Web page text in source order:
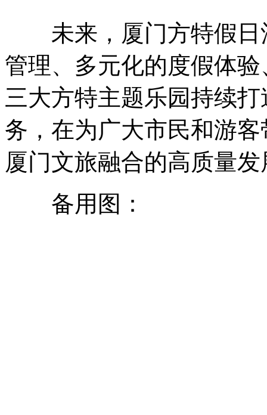
未来，厦门方特假日
管理、多元化的度假体
三大方特主题乐园持续
务，在为广大市民和游
厦门文旅融合的高质量
备用图：